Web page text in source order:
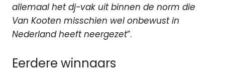
allemaal het dj-vak uit binnen de norm die
Van Kooten misschien wel onbewust in
Nederland heeft neergezet”.
Eerdere winnaars